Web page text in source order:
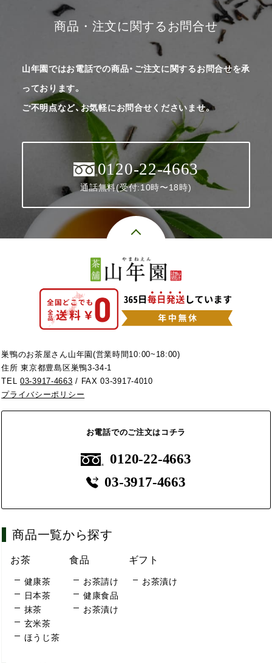
商品・注文に関するお問合せ
山年園ではお電話での商品・ご注文に関するお問合せを承
っております。
ご不明点など、お気軽にお問合せくださいませ。
0120-22-4663
通話無料(受付:10時〜18時)
巣鴨のお茶屋さん山年園(営業時間10:00~18:00)
住所 東京都豊島区巣鴨3-34-1
TEL03-3917-4663 / FAX 03-3917-4010
プライバシーポリシー
お電話でのご注文はコチラ
0120-22-4663
03-3917-4663
商品一覧から探す
お茶
健康茶
日本茶
抹茶
玄米茶
ほうじ茶
食品
お茶請け
健康食品
お茶漬け
ギフト
お茶漬け